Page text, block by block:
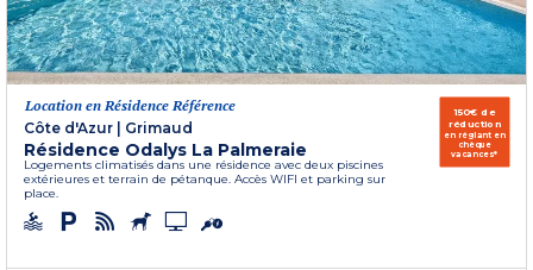
Location en Résidence Référence
Côte d'Azur
Grimaud
Résidence Odalys La Palmeraie
Logements climatisés dans une résidence avec deux piscines
extérieures et terrain de pétanque. Accès WIFI et parking sur
place.
150€ de
réduction
en réglant en
chèque
vacances*